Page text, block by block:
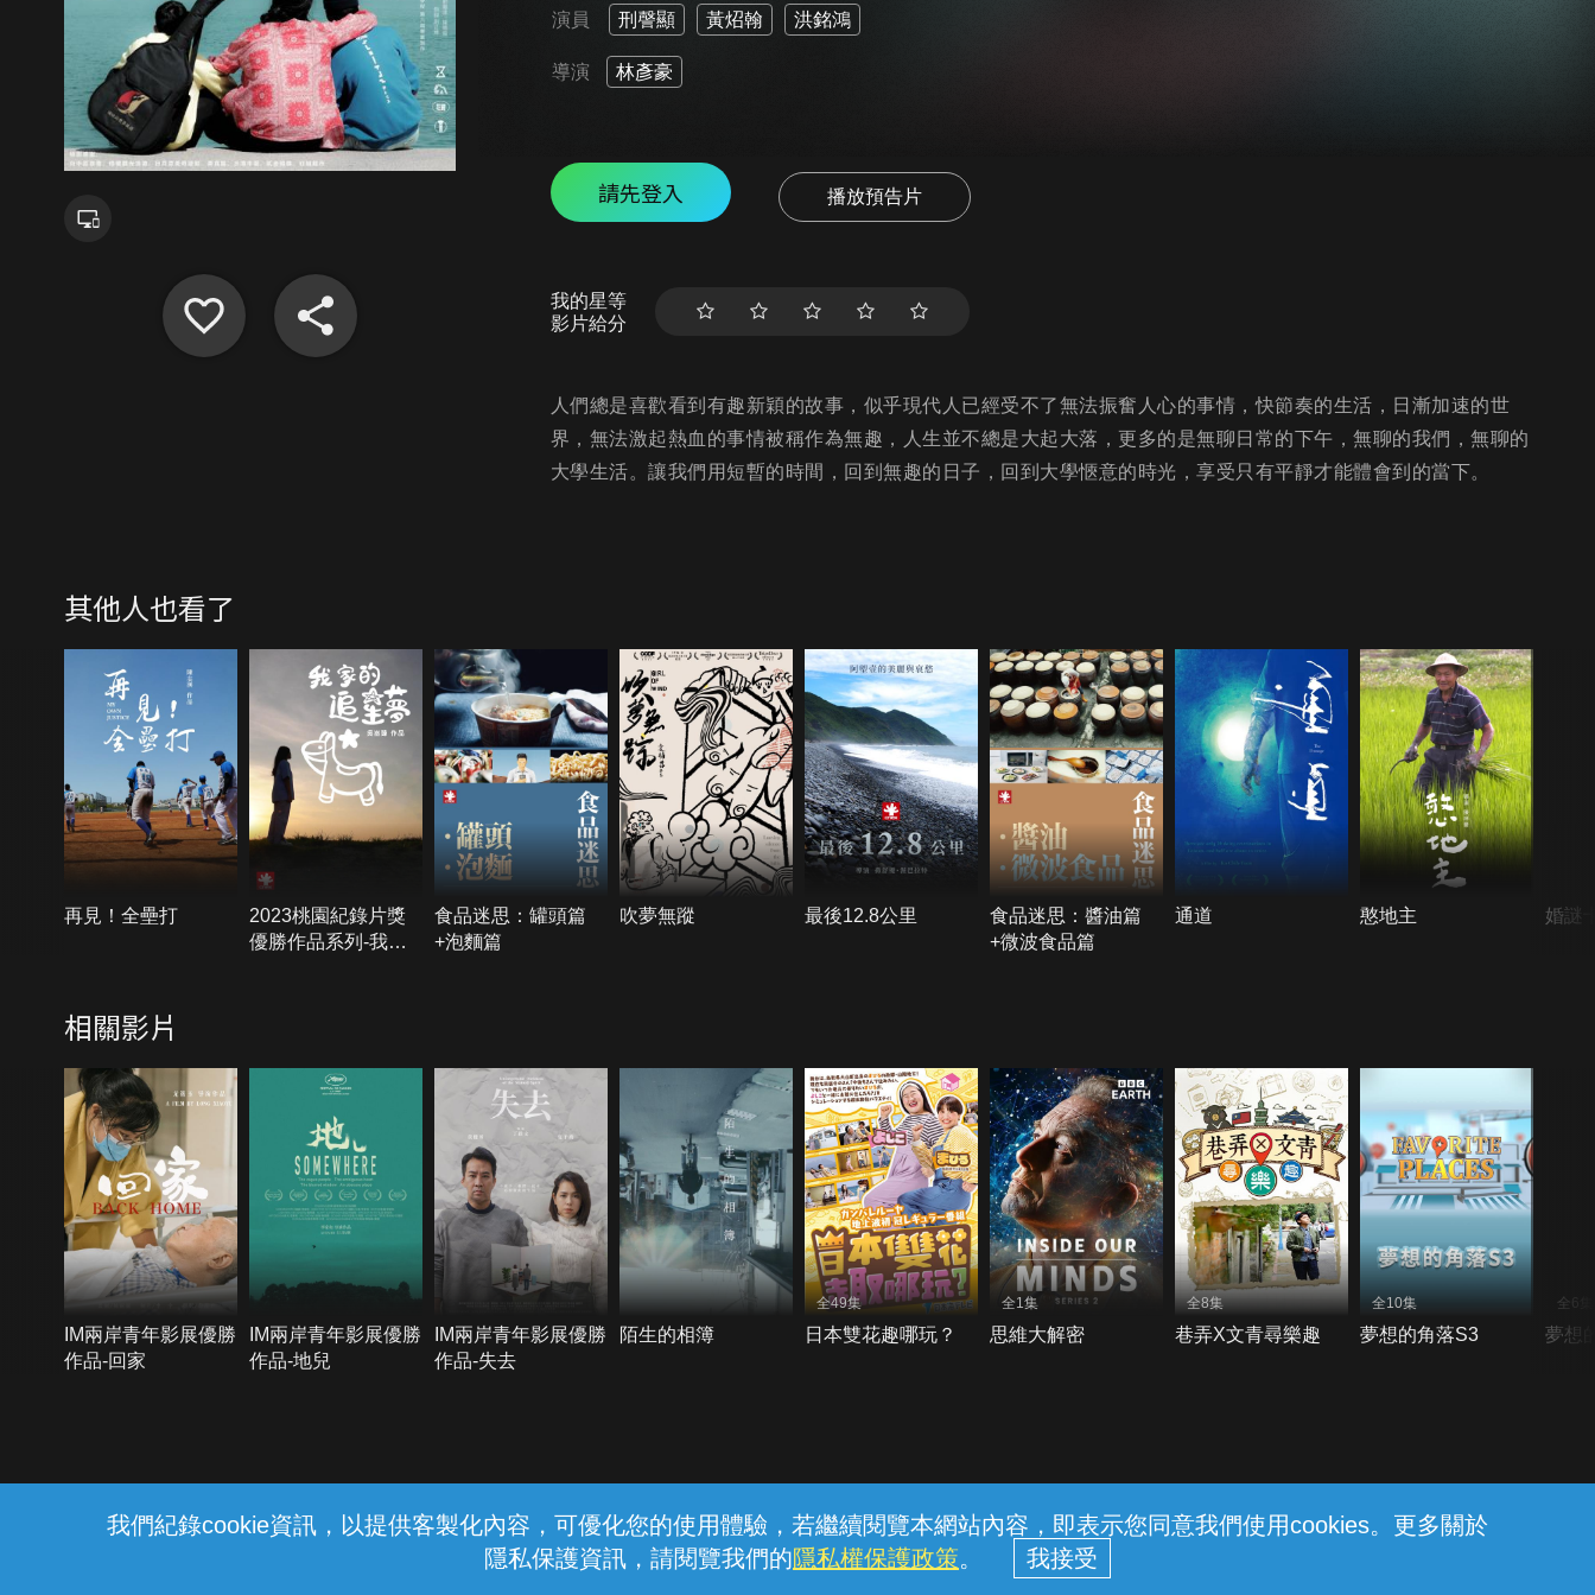
我們紀錄cookie資訊，以提供客製化內容，可優化您的使用體驗，若繼續閱覽本網站內容，即表示您同意我們使用cookies。更多關於
隱私保護資訊，請閱覽我們的隱私權保護政策。
演員 刑謦顯 黃炤翰 洪銘鴻
導演 林彥豪
請先登入 播放預告片
我的星等
影片給分
人們總是喜歡看到有趣新穎的故事，似乎現代人已經受不了無法振奮人心的事情，快節奏的生活，日漸加速的世
界，無法激起熱血的事情被稱作為無趣，人生並不總是大起大落，更多的是無聊日常的下午，無聊的我們，無聊的
大學生活。讓我們用短暫的時間，回到無趣的日子，回到大學愜意的時光，享受只有平靜才能體會到的當下。
其他人也看了
再見！全壘打
2023桃園紀錄片獎
優勝作品系列-我家
食品迷思：罐頭篇
+泡麵篇
吹夢無蹤 最後12.8公里
食品迷思：醬油篇
+微波食品篇
通道 憨地主 婚謎
相關影片
IM兩岸青年影展優勝
作品-回家
IM兩岸青年影展優勝
作品-地兒
IM兩岸青年影展優勝
作品-失去
陌生的相簿
全49集
日本雙花趣哪玩？
全1集
思維大解密
全8集
巷弄X文青尋樂趣
全10集
夢想的角落S3
全6集
夢想
線上客服 服務條款 隱私權保護
中華電信股份有限公司個人家庭分公司 (統一編號：96979949) © 2026